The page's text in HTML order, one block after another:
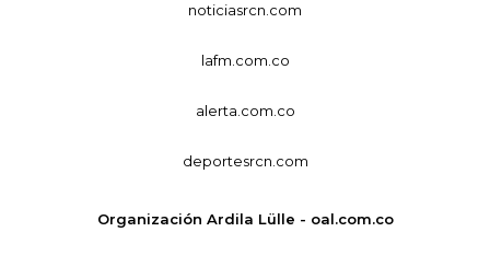
noticiasrcn.com
lafm.com.co
alerta.com.co
deportesrcn.com
Organización Ardila Lülle - oal.com.co